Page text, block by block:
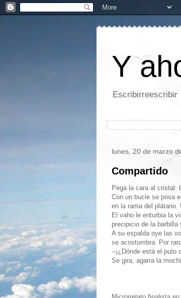
Y
Escribirreescribir
lunes, 20 de marzo
Compartido
Pega la cara al cristal.
Con un bucle se posa
en la rama del plátano.
El vaho le enturbia la
precipicio de la barbilla
A su espalda oye las
se acostumbra. Por
--¡¿Dónde está el puto
Se gira, agarra la